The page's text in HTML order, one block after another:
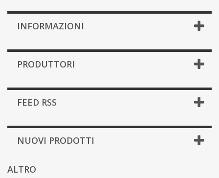
INFORMAZIONI
PRODUTTORI
FEED RSS
NUOVI PRODOTTI
ALTRO